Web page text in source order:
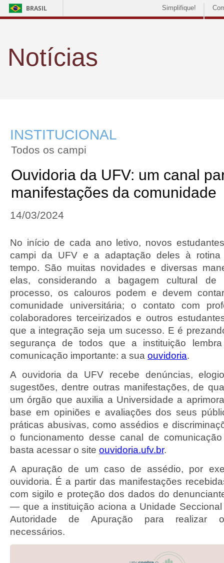
BRASIL Simplifique!
Notícias
INSTITUCIONAL
Todos os campi
Ouvidoria da UFV: um canal
manifestações da comunidade
14/03/2024
No início de cada ano letivo, novos
campi da UFV e a adaptação deles à rotina
tempo. São muitas novidades e diversas
elas, considerando a bagagem cultural de
processo, os calouros podem e devem
comunidade universitária; o contato com
colaboradores terceirizados e outros
que a integração seja um sucesso. E é
segurança de todos que a instituição
comunicação importante: a sua ouvidoria.
A ouvidoria da UFV recebe denúncias,
sugestões, dentre outras manifestações, de
um órgão que auxilia a Universidade a
base em opiniões e avaliações dos seus
práticas abusivas, como assédios e
o funcionamento desse canal de
basta acessar o site ouvidoria.ufv.br.
A apuração de um caso de assédio, por
ouvidoria. É a partir das manifestações
com sigilo e proteção dos dados do
— que a instituição aciona a Unidade
Autoridade de Apuração para realizar
necessários.